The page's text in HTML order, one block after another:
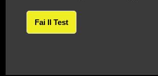
Fai Il Test